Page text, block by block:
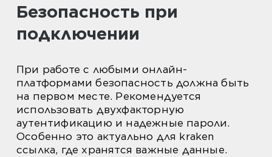
Безопасность при
подключении
При работе с любыми онлайн-
платформами безопасность должна быть
на первом месте. Рекомендуется
использовать двухфакторную
аутентификацию и надежные пароли.
Особенно это актуально для kraken
ссылка, где хранятся важные данные.